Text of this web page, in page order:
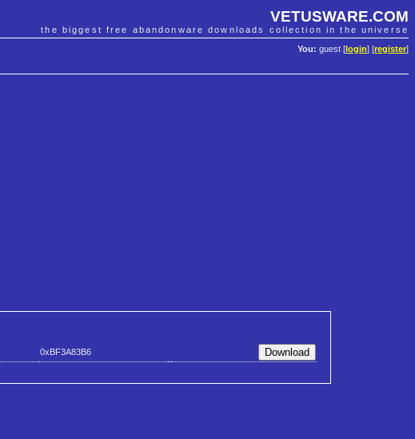
VETUSWARE.COM
the biggest free abandonware downloads collection in the universe
You: guest [ login] [register]
0xBF3A83B6